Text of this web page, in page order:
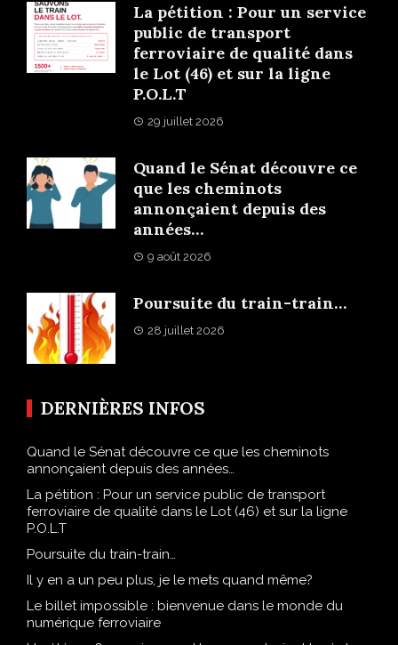
La pétition : Pour un service
public de transport
ferroviaire de qualité dans
le Lot (46) et sur la ligne
P.O.L.T
29 juillet 2026
Quand le Sénat découvre ce
que les cheminots
annonçaient depuis des
années…
9 août 2026
Poursuite du train-train…
28 juillet 2026
DERNIÈRES INFOS
Quand le Sénat découvre ce que les cheminots
annonçaient depuis des années…
La pétition : Pour un service public de transport
ferroviaire de qualité dans le Lot (46) et sur la ligne
P.O.L.T
Poursuite du train-train…
Il y en a un peu plus, je le mets quand même?
Le billet impossible : bienvenue dans le monde du
numérique ferroviaire